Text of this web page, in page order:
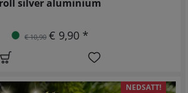
silver aluminium
€ 10,90 € 9,90 *
NEDSATT!